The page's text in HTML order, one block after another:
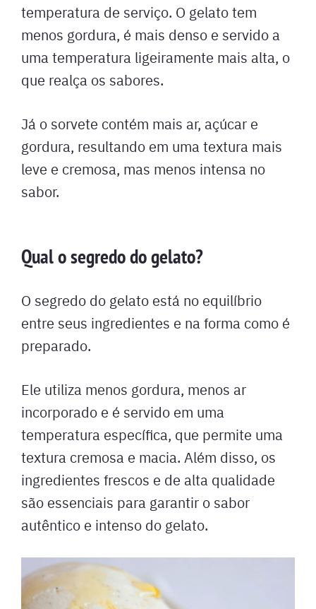
temperatura de serviço. O gelato tem
menos gordura, é mais denso e servido a
uma temperatura ligeiramente mais alta, o
que realça os sabores.
Já o sorvete contém mais ar, açúcar e
gordura, resultando em uma textura mais
leve e cremosa, mas menos intensa no
sabor.
Qual o segredo do gelato?
O segredo do gelato está no equilíbrio
entre seus ingredientes e na forma como é
preparado.
Ele utiliza menos gordura, menos ar
incorporado e é servido em uma
temperatura específica, que permite uma
textura cremosa e macia. Além disso, os
ingredientes frescos e de alta qualidade
são essenciais para garantir o sabor
autêntico e intenso do gelato.